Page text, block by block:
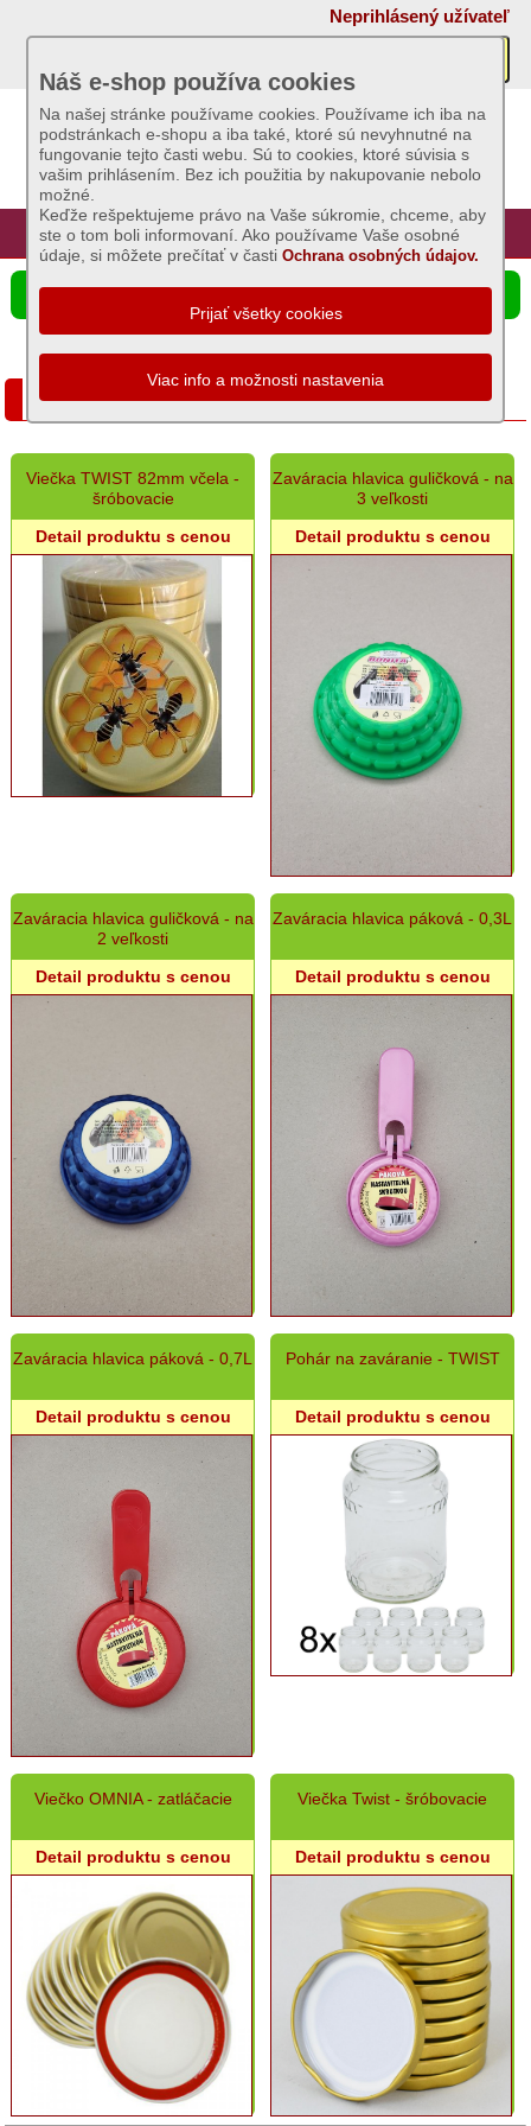
Neprihlásený užívateľ
Úvod Hlavná stránka Prihlásenie Registrácia
Náš e-shop používa cookies
Na našej stránke používame cookies. Používame ich iba na
podstránkach e-shopu a iba také, ktoré sú nevyhnutné na
fungovanie tejto časti webu. Sú to cookies, ktoré súvisia s
vašim prihlásením. Bez ich použitia by nakupovanie nebolo
možné.
Keďže rešpektujeme právo na Vaše súkromie, chceme, aby
ste o tom boli informovaní. Ako používame Vaše osobné
údaje, si môžete prečítať v častiOchrana osobných údajov.
☰ Ponuka produktov
Akcie
Sviečky
Umelé
kvety
Semená
a
osivá
potreby
Grilovací
program
Papier
hygiena
Dekorácie
Do
kuchyne
Zaváranie
Ostatný
rôzny
sortiment
keramika
Zaváranie
Viečka TWIST 82mm včela -
šróbovacie
Detail produktu s cenou
Zaváracia hlavica guličková - na
3 veľkosti
Detail produktu s cenou
Zaváracia hlavica guličková - na
2 veľkosti
Detail produktu s cenou
Zaváracia hlavica páková - 0,3L
Detail produktu s cenou
Zaváracia hlavica páková - 0,7L
Detail produktu s cenou
Pohár na zaváranie - TWIST
Detail produktu s cenou
Viečko OMNIA - zatláčacie
Detail produktu s cenou
Viečka Twist - šróbovacie
Detail produktu s cenou